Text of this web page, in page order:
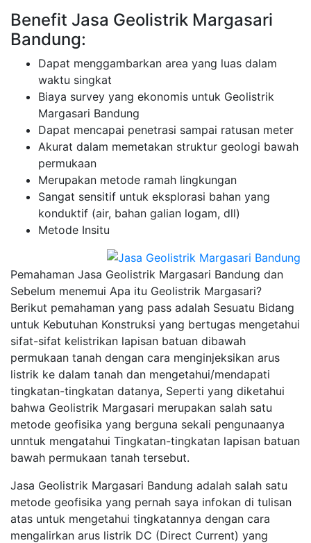
Benefit Jasa Geolistrik Margasari
Bandung:
Dapat menggambarkan area yang luas dalam
waktu singkat
Biaya survey yang ekonomis untuk Geolistrik
Margasari Bandung
Dapat mencapai penetrasi sampai ratusan meter
Akurat dalam memetakan struktur geologi bawah
permukaan
Merupakan metode ramah lingkungan
Sangat sensitif untuk eksplorasi bahan yang
konduktif (air, bahan galian logam, dll)
Metode Insitu
Pemahaman Jasa Geolistrik Margasari Bandung dan
Sebelum menemui Apa itu Geolistrik Margasari?
Berikut pemahaman yang pass adalah Sesuatu Bidang
untuk Kebutuhan Konstruksi yang bertugas mengetahui
sifat-sifat kelistrikan lapisan batuan dibawah
permukaan tanah dengan cara menginjeksikan arus
listrik ke dalam tanah dan mengetahui/mendapati
tingkatan-tingkatan datanya, Seperti yang diketahui
bahwa Geolistrik Margasari merupakan salah satu
metode geofisika yang berguna sekali pengunaanya
unntuk mengatahui Tingkatan-tingkatan lapisan batuan
bawah permukaan tanah tersebut.
Jasa Geolistrik Margasari Bandung adalah salah satu
metode geofisika yang pernah saya infokan di tulisan
atas untuk mengetahui tingkatannya dengan cara
mengalirkan arus listrik DC (Direct Current) yang